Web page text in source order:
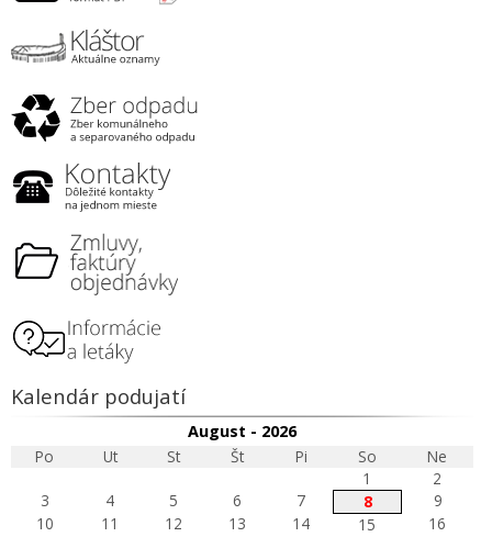
Kalendár podujatí
August - 2026
Po
Ut St Št Pi So
Ne
1
2
3
4 5 6 7 8
9
10
11 12 13 14 15
16